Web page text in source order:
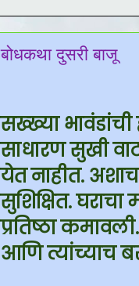
बोधकथा दुसरी बाजू
सख्ख्या
साधारण सुखी
येत नाहीत.
सुशिक्षित.
प्रतिष्ठा
आणि त्यांच्याच